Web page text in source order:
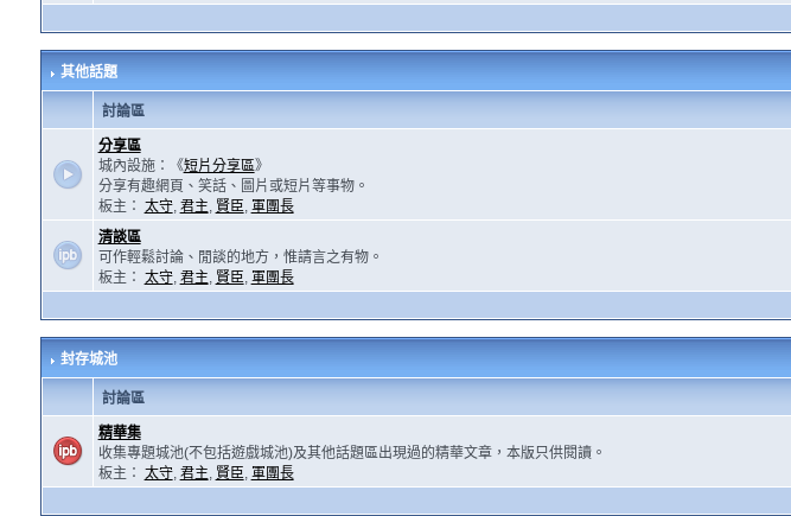
其他話題
討論區
分享區
城內設施：《短片分享區》
分享有趣網頁、笑話、圖片或短片等事物。
板主： 太守, 君主, 賢臣, 軍團長
清談區
可作輕鬆討論、閒談的地方，惟請言之有物。
板主： 太守, 君主, 賢臣, 軍團長
封存城池
討論區
精華集
收集專題城池(不包括遊戲城池)及其他話題區出現過的精華文章，本版只供閱讀。
板主： 太守, 君主, 賢臣, 軍團長